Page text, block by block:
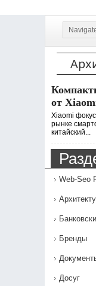
от
Xiaomi
рынке
китайский...
Web-Seo
Бренды
Досуг